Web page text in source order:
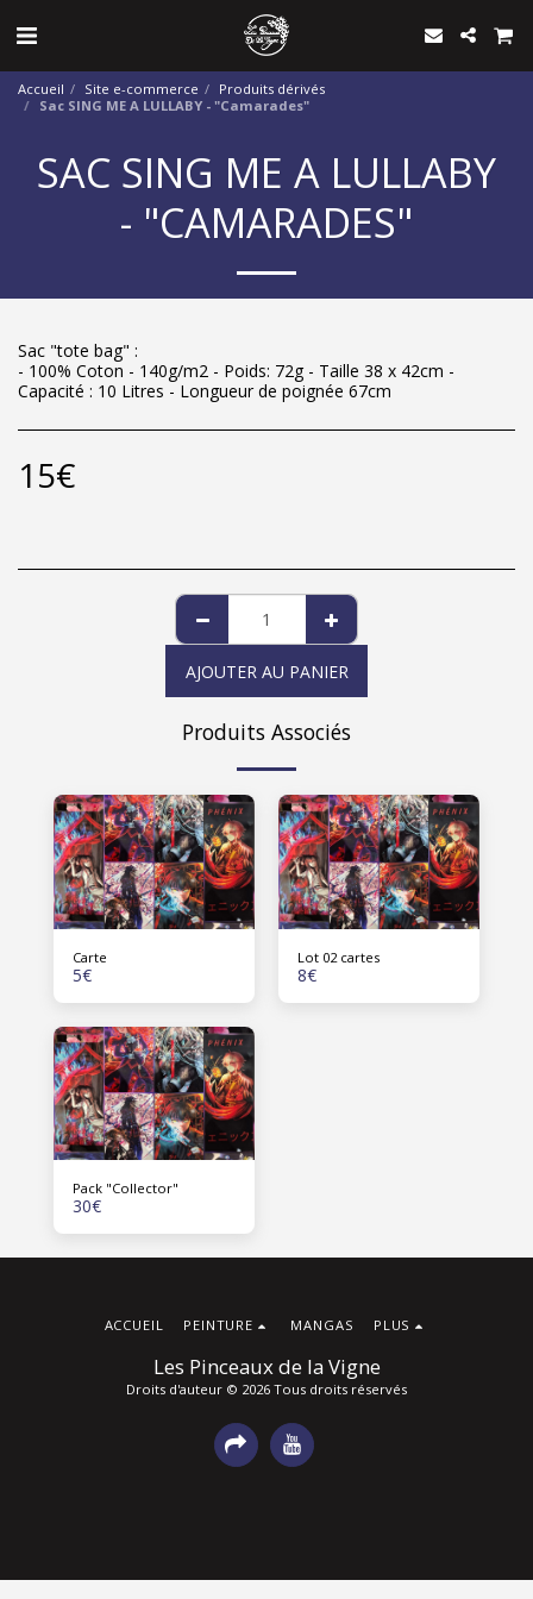
Accueil Site e-commerce
Produits dérivés
Sac SING ME A LULLABY - "Camarades"
SAC SING ME A LULLABY
- "CAMARADES"
Sac "tote bag" :
- 100% Coton - 140g/m2 - Poids: 72g - Taille 38 x 42cm -
Capacité : 10 Litres - Longueur de poignée 67cm
15€
AJOUTER AU PANIER
Produits Associés
Carte
5€
Lot 02 cartes
8€
Pack "Collector"
30€
Les Pinceaux de la Vigne
Droits d'auteur © 2026 Tous droits réservés
ACCUEIL PEINTURE MANGAS PLUS